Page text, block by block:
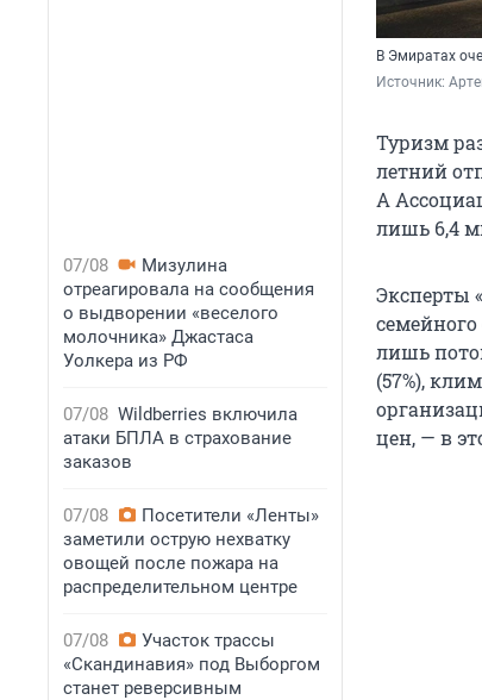
07/08
Мизулина
отреагировала на сообщения
о выдворении «веселого
молочника» Джастаса
Уолкера из РФ
07/08 Wildberries включила
атаки БПЛА в страхование
заказов
07/08
Посетители «Ленты»
заметили острую нехватку
овощей после пожара на
распределительном центре
07/08
Участок трассы
«Скандинавия» под Выборгом
станет реверсивным
В Эмиратах
Источник:
Туризм
летний
А
лишь 6,4
Эксперты
лишь
(57%),
цен, — в